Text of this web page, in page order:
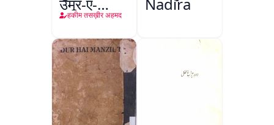
तबीइया
हकीम तसख़ीर अहमद